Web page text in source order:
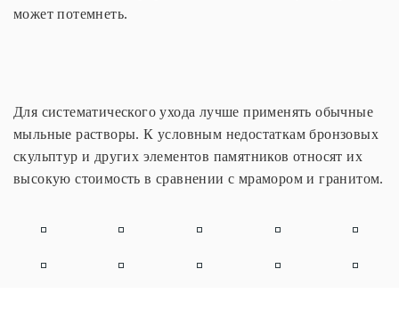
может потемнеть.
Для систематического ухода лучше применять обычные
мыльные растворы. К условным недостаткам бронзовых
скульптур и других элементов памятников относят их
высокую стоимость в сравнении с мрамором и гранитом.